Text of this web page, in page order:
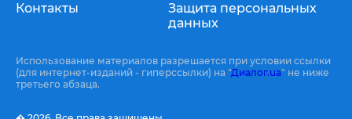
Контакты
Защита персональных
данных
Использование материалов разрешается при условии ссылки
(для интернет-изданий - гиперссылки) на "Диалог.ua" не ниже
третьего абзаца.